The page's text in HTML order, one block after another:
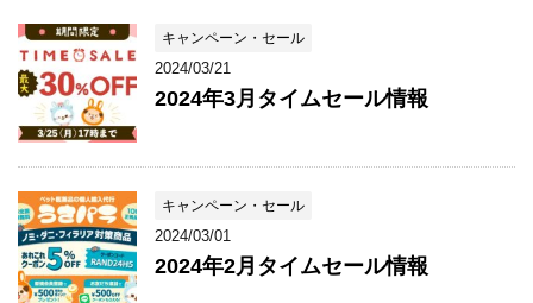
キャンペーン・セール
2024/03/21
2024年3月タイムセール情報
キャンペーン・セール
2024/03/01
2024年2月タイムセール情報